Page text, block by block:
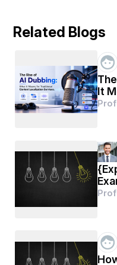
b) तिब्बती-बर्मी परिवार
d) ऑस्ट्रो-एशियाटिक
उत्तर: c) इंडो-आर्यन परिवार
3. कुमाऊँनी भाषा की
a) 2
b) 4
d) 8
Related Blogs
It